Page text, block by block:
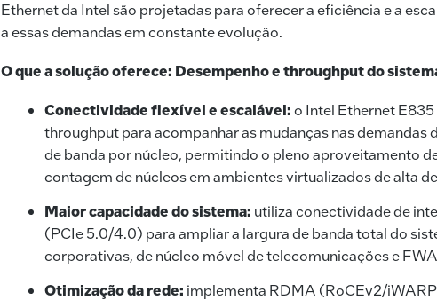
Ethernet da Intel são projetadas para oferecer a eficiência e a
a essas demandas em constante evolução.
O que a solução oferece: Desempenho e throughput do
Conectividade flexível e escalável:o Intel Ethernet E835
throughput para acompanhar as mudanças nas demandas
de banda por núcleo, permitindo o pleno aproveitamento
contagem de núcleos em ambientes virtualizados de alta
Maior capacidade do sistema: utiliza conectividade de
(PCIe 5.0/4.0) para ampliar a largura de banda total do
corporativas, de núcleo móvel de telecomunicações e
Otimização da rede: implementa RDMA (RoCEv2/